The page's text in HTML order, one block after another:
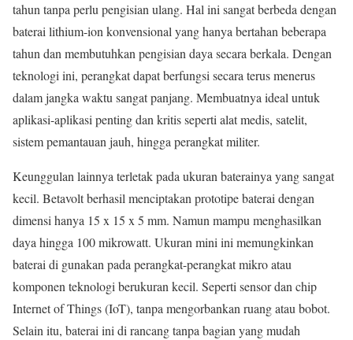
tahun tanpa perlu pengisian ulang. Hal ini sangat berbeda dengan
baterai lithium-ion konvensional yang hanya bertahan beberapa
tahun dan membutuhkan pengisian daya secara berkala. Dengan
teknologi ini, perangkat dapat berfungsi secara terus menerus
dalam jangka waktu sangat panjang. Membuatnya ideal untuk
aplikasi-aplikasi penting dan kritis seperti alat medis, satelit,
sistem pemantauan jauh, hingga perangkat militer.
Keunggulan lainnya terletak pada ukuran baterainya yang sangat
kecil. Betavolt berhasil menciptakan prototipe baterai dengan
dimensi hanya 15 x 15 x 5 mm. Namun mampu menghasilkan
daya hingga 100 mikrowatt. Ukuran mini ini memungkinkan
baterai di gunakan pada perangkat-perangkat mikro atau
komponen teknologi berukuran kecil. Seperti sensor dan chip
Internet of Things (IoT), tanpa mengorbankan ruang atau bobot.
Selain itu, baterai ini di rancang tanpa bagian yang mudah